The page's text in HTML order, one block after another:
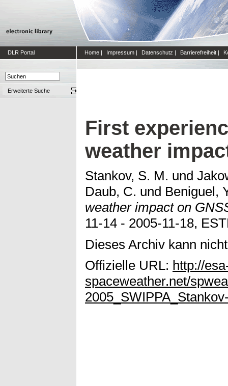
DLR Portal Home | Impressum | Datenschutz | Barrierefreiheit |
Erweiterte Suche
First
weather
Stankov, S. M. und
Daub, C. und Beniguel,
weather impact on
11-14 - 2005-11-18,
Dieses Archiv kann
Offizielle URL: http://
spaceweather.net/